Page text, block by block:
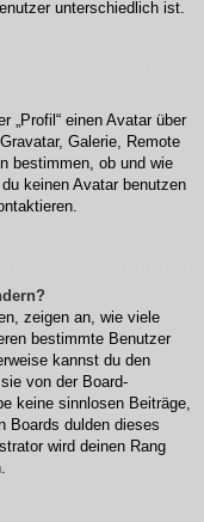
unterschiedlich ist.
„Profil“ einen Avatar über
Galerie, Remote
bestimmen, ob und wie
keinen Avatar benutzen
zeigen an, wie viele
bestimmte Benutzer
kannst du den
von der Board-
keine sinnlosen Beiträge,
Boards dulden dieses
wird deinen Rang